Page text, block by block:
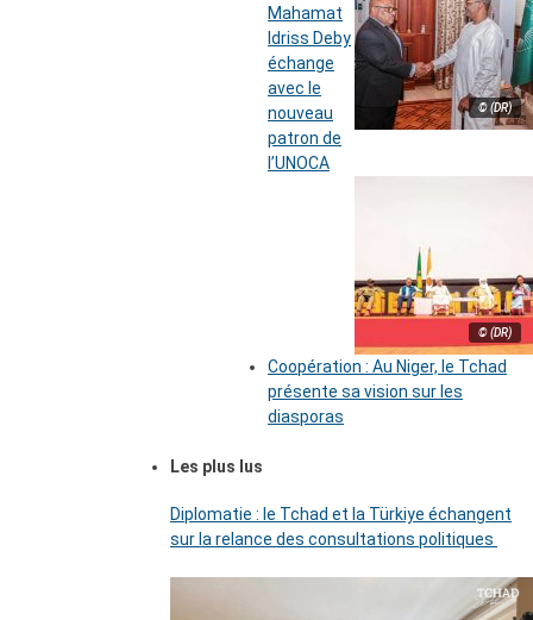
© (DR)
Mahamat
Idriss Deby
échange
avec le
nouveau
patron de
l’UNOCA
© (DR)
Coopération : Au Niger, le Tchad
présente sa vision sur les
diasporas
Les plus lus
Diplomatie : le Tchad et la Türkiye échangent
sur la relance des consultations politiques